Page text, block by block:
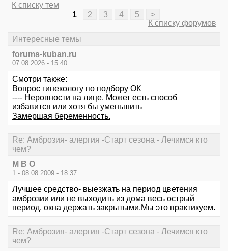
К списку тем
1
2 3 4 5
>
К списку форумов
Интересные темы
forums-kuban.ru
07.08.2026 - 15:40
Смотри также:
Вопрос гинекологу по подбору ОК
---- Неровности на лице. Может есть способ
избавится или хотя бы уменьшить
Замершая беременность.
Re: Амброзия- алергия -Старт сезона - Лечимся кто
чем?
М В О
1 - 08.08.2009 - 18:37
Лучшее средство- выезжать на период цветения
амброзии или не выходить из дома весь острый
период, окна держать закрытыми.Мы это практикуем.
Re: Амброзия- алергия -Старт сезона - Лечимся кто
чем?